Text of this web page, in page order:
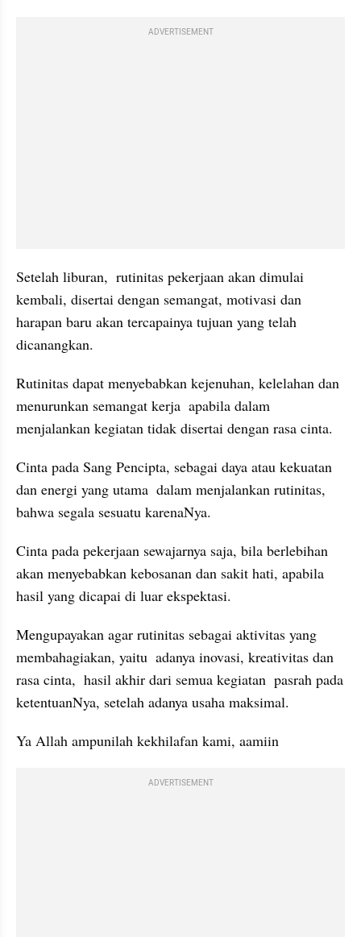
ADVERTISEMENT
Setelah liburan,  rutinitas pekerjaan akan dimulai
kembali, disertai dengan semangat, motivasi dan
harapan baru akan tercapainya tujuan yang telah
dicanangkan.
Rutinitas dapat menyebabkan kejenuhan, kelelahan dan
menurunkan semangat kerja  apabila dalam
menjalankan kegiatan tidak disertai dengan rasa cinta.
Cinta pada Sang Pencipta, sebagai daya atau kekuatan
dan energi yang utama  dalam menjalankan rutinitas,
bahwa segala sesuatu karenaNya.
Cinta pada pekerjaan sewajarnya saja, bila berlebihan
akan menyebabkan kebosanan dan sakit hati, apabila
hasil yang dicapai di luar ekspektasi.
Mengupayakan agar rutinitas sebagai aktivitas yang
membahagiakan, yaitu  adanya inovasi, kreativitas dan
rasa cinta,  hasil akhir dari semua kegiatan  pasrah pada
ketentuanNya, setelah adanya usaha maksimal.
Ya Allah ampunilah kekhilafan kami, aamiin
ADVERTISEMENT